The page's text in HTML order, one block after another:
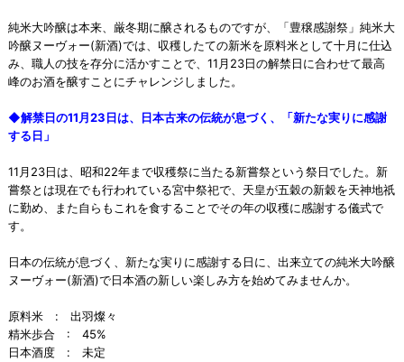
純米大吟醸は本来、厳冬期に醸されるものですが、「豊穣感謝祭」純米大
吟醸ヌーヴォー(新酒)では、収穫したての新米を原料米として十月に仕込
み、職人の技を存分に活かすことで、11月23日の解禁日に合わせて最高
峰のお酒を醸すことにチャレンジしました。
◆解禁日の11月23日は、日本古来の伝統が息づく、「新たな実りに感謝
する日」
11月23日は、昭和22年まで収穫祭に当たる新嘗祭という祭日でした。新
嘗祭とは現在でも行われている宮中祭祀で、天皇が五穀の新穀を天神地祇
に勤め、また自らもこれを食することでその年の収穫に感謝する儀式で
す。
日本の伝統が息づく、新たな実りに感謝する日に、出来立ての純米大吟醸
ヌーヴォー(新酒)で日本酒の新しい楽しみ方を始めてみませんか。
原料米 : 出羽燦々
精米歩合 : 45%
日本酒度 : 未定